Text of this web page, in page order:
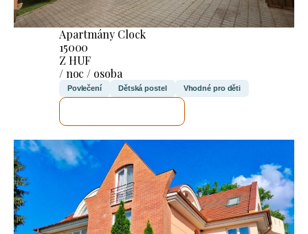
Apartmány Clock
15000
Z HUF
/ noc / osoba
Povlečení Dětská postel Vhodné pro děti